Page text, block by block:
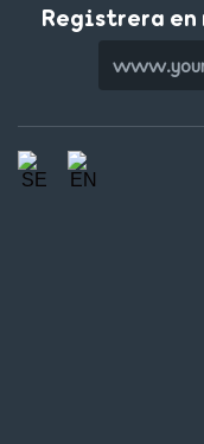
Registrera en